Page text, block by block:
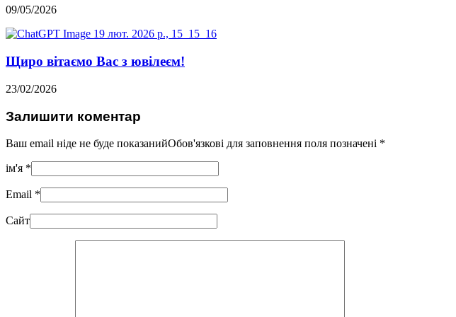
09/05/2026
Щиро вітаємо Вас з ювілеєм!
23/02/2026
Залишити коментар
Ваш email ніде не буде показанийОбов'язкові для заповнення поля позначені *
ім'я *
Email *
Сайт